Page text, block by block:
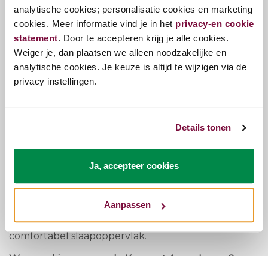
analytische cookies; personalisatie cookies en marketing
cookies. Meer informatie vind je in het privacy-en cookie
statement. Door te accepteren krijg je alle cookies.
Weiger je, dan plaatsen we alleen noodzakelijke en
analytische cookies. Je keuze is altijd te wijzigen via de
privacy instellingen.
Details tonen
Ja, accepteer cookies
Aanpassen
Argos: Krea P21 Latex Gel –inbegrepen
Divine: Krea P21 Eucafeel –-€200
Plicar: Krea P21 Talalay –+€100
Viscopock: Krea P21 Visco – +€100
Chopal: Krea P21 Talalay – +€200
3D Visco: Krea P21 3D Visco –
De Kreamat Boxspring Argos Legno wordt met zorg
vervaardigd in België, met duurzame en ademende
en een optimaal slaapklimaat. Dankzij de slimme
ventilatie wordt warmte en vocht effectief
gereguleerd, wat bijdraagt aan een fris en
comfortabel slaapoppervlak.